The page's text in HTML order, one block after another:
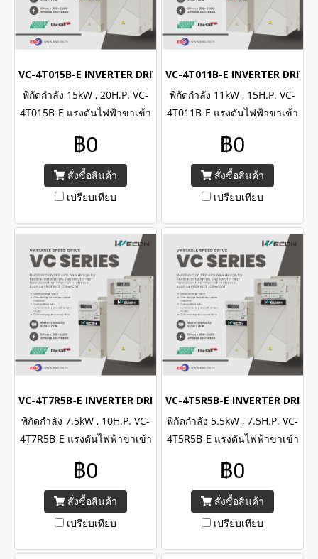
VC-4T015B-E INVERTER DRIVE (3Phase 380VAC / 15kW ,
พิกัดกำลัง 15kW , 20H.P. VC-
4T015B-E แรงดันไฟฟ้าขาเข้า
INVERTER VC Series Input 3
Phase 380-480VAC, Power
15kW , 20H.P.
฿0
สั่งซื้อสินค้า
เปรียบเทียบ
VC-4T011B-E INVERTER
พิกัดกำลัง 11kW , 15H.P. VC-
4T011B-E แรงดันไฟฟ้าขาเข้า
INVERTER VC Series Input 3
Phase 380-480VAC, Power
11kW , 15H.P.
฿0
สั่งซื้อสินค้า
เปรียบเทียบ
VC-4T7R5B-E INVERTER DRIVE (3Phase 380VAC / 7.5kW ,
พิกัดกำลัง 7.5kW , 10H.P. VC-
4T7R5B-E แรงดันไฟฟ้าขาเข้า
INVERTER VC Series Input 3
Phase 380-480VAC, Power
7.5kW , 10H.P.
฿0
สั่งซื้อสินค้า
เปรียบเทียบ
VC-4T5R5B-E INVERTER
พิกัดกำลัง 5.5kW , 7.5H.P. VC-
4T5R5B-E แรงดันไฟฟ้าขาเข้า
INVERTER VC Series Input 3
Phase 380-480VAC, Power
5.5kW , 7.5H.P.
฿0
สั่งซื้อสินค้า
เปรียบเทียบ